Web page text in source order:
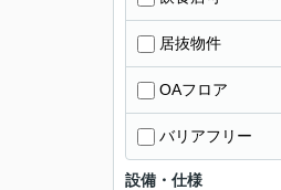
居抜物件
OAフロア
バリアフリー
設備・仕様